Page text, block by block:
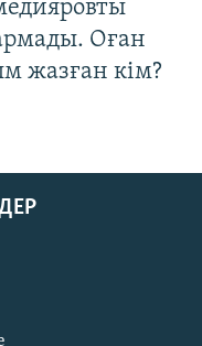
Оған
жазған кім?